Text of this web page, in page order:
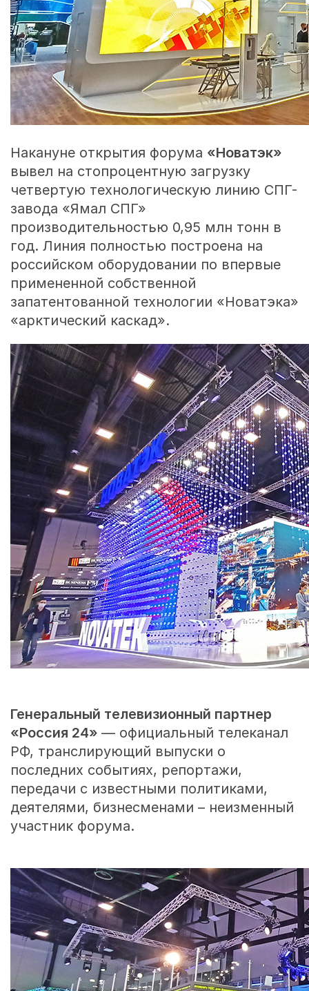
Накануне открытия форума «Новатэк»
вывел на стопроцентную загрузку
четвертую технологическую линию СПГ-
завода «Ямал СПГ»
производительностью 0,95 млн тонн в
год. Линия полностью построена на
российском оборудовании по впервые
примененной собственной
запатентованной технологии «Новатэка»
«арктический каскад».
Генеральный телевизионный партнер
«Россия 24» — официальный телеканал
РФ, транслирующий выпуски о
последних событиях, репортажи,
передачи с известными политиками,
деятелями, бизнесменами – неизменный
участник форума.